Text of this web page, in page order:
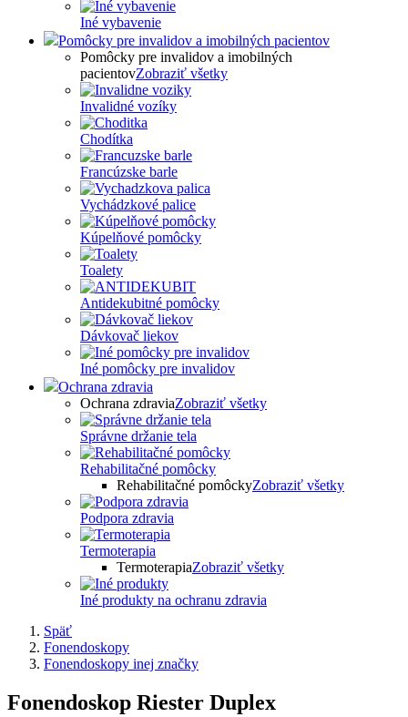
Iné vybavenie
Pomôcky pre invalidov a imobilných pacientov
Pomôcky pre invalidov a imobilných
pacientovZobraziť všetky
Invalidné vozíky
Chodítka
Francúzske barle
Vychádzkové palice
Kúpelňové pomôcky
Toalety
Antidekubitné pomôcky
Dávkovač liekov
Iné pomôcky pre invalidov
Ochrana zdravia
Ochrana zdraviaZobraziť všetky
Správne držanie tela
Rehabilitačné pomôcky
Rehabilitačné pomôckyZobraziť všetky
Podpora zdravia
Termoterapia
TermoterapiaZobraziť všetky
Iné produkty na ochranu zdravia
Späť
Fonendoskopy
Fonendoskopy inej značky
Fonendoskop Riester Duplex